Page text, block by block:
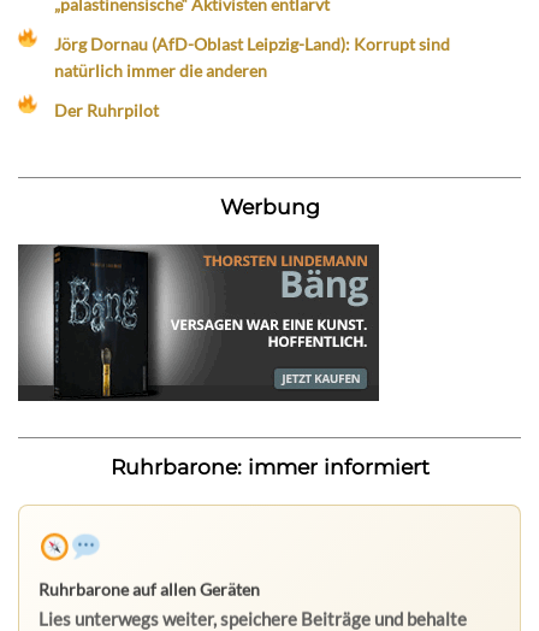
„palästinensische“ Aktivisten entlarvt
Jörg Dornau (AfD-Oblast Leipzig-Land): Korrupt sind
natürlich immer die anderen
Der Ruhrpilot
Werbung
Ruhrbarone: immer informiert
Ruhrbarone auf allen Geräten
Lies unterwegs weiter, speichere Beiträge und behalte